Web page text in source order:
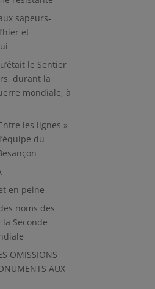
sapeurs-
et
le Sentier
durant la
mondiale, à
les lignes »
du
en peine
noms des
Seconde
OMISSIONS
AUX